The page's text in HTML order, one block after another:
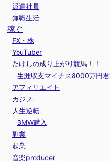
派遣社員
無職生活
稼ぐ
FX・株
YouTuber
たけしの成り上がり競馬！！
生涯収支マイナス8000万円君
アフィリエイト
カジノ
人生逆転
BMW購入
副業
起業
音楽producer